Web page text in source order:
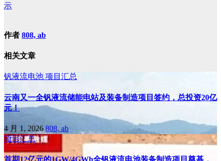
示
作者 808, ab
相关文章
钒液流电池 项目汇总
云南又一全钒液流储能电站及装备制造项目签约，总投资20亿
元！
4 月 1, 2026808, ab
项目汇总